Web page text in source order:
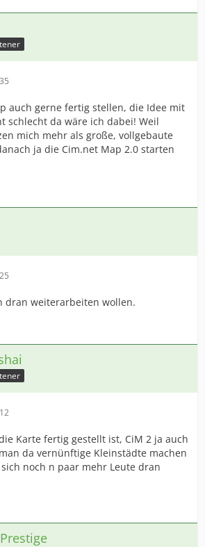
auch gerne fertig stellen, die Idee mit
schlecht da wäre ich dabei! Weil
mich mehr als große, vollgebaute
ja die Cim.net Map 2.0 starten
dran weiterarbeiten wollen.
Karte fertig gestellt ist, CiM 2 ja auch
da vernünftige Kleinstädte machen
noch n paar mehr Leute dran